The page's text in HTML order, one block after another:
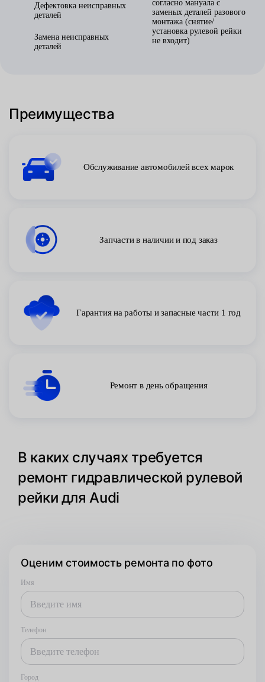
Дефектовка неисправных
деталей
Замена неисправных
деталей
согласно мануала с
заменых деталей разового
монтажа (снятие/
установка рулевой рейки
не входит)
Преимущества
Обслуживание автомобилей всех марок
Запчасти в наличии и под заказ
Гарантия на работы и запасные части 1 год
Ремонт в день обращения
В каких случаях требуется
ремонт гидравлической рулевой
рейки для Audi
Оценим стоимость ремонта по фото
Имя
Телефон
Город